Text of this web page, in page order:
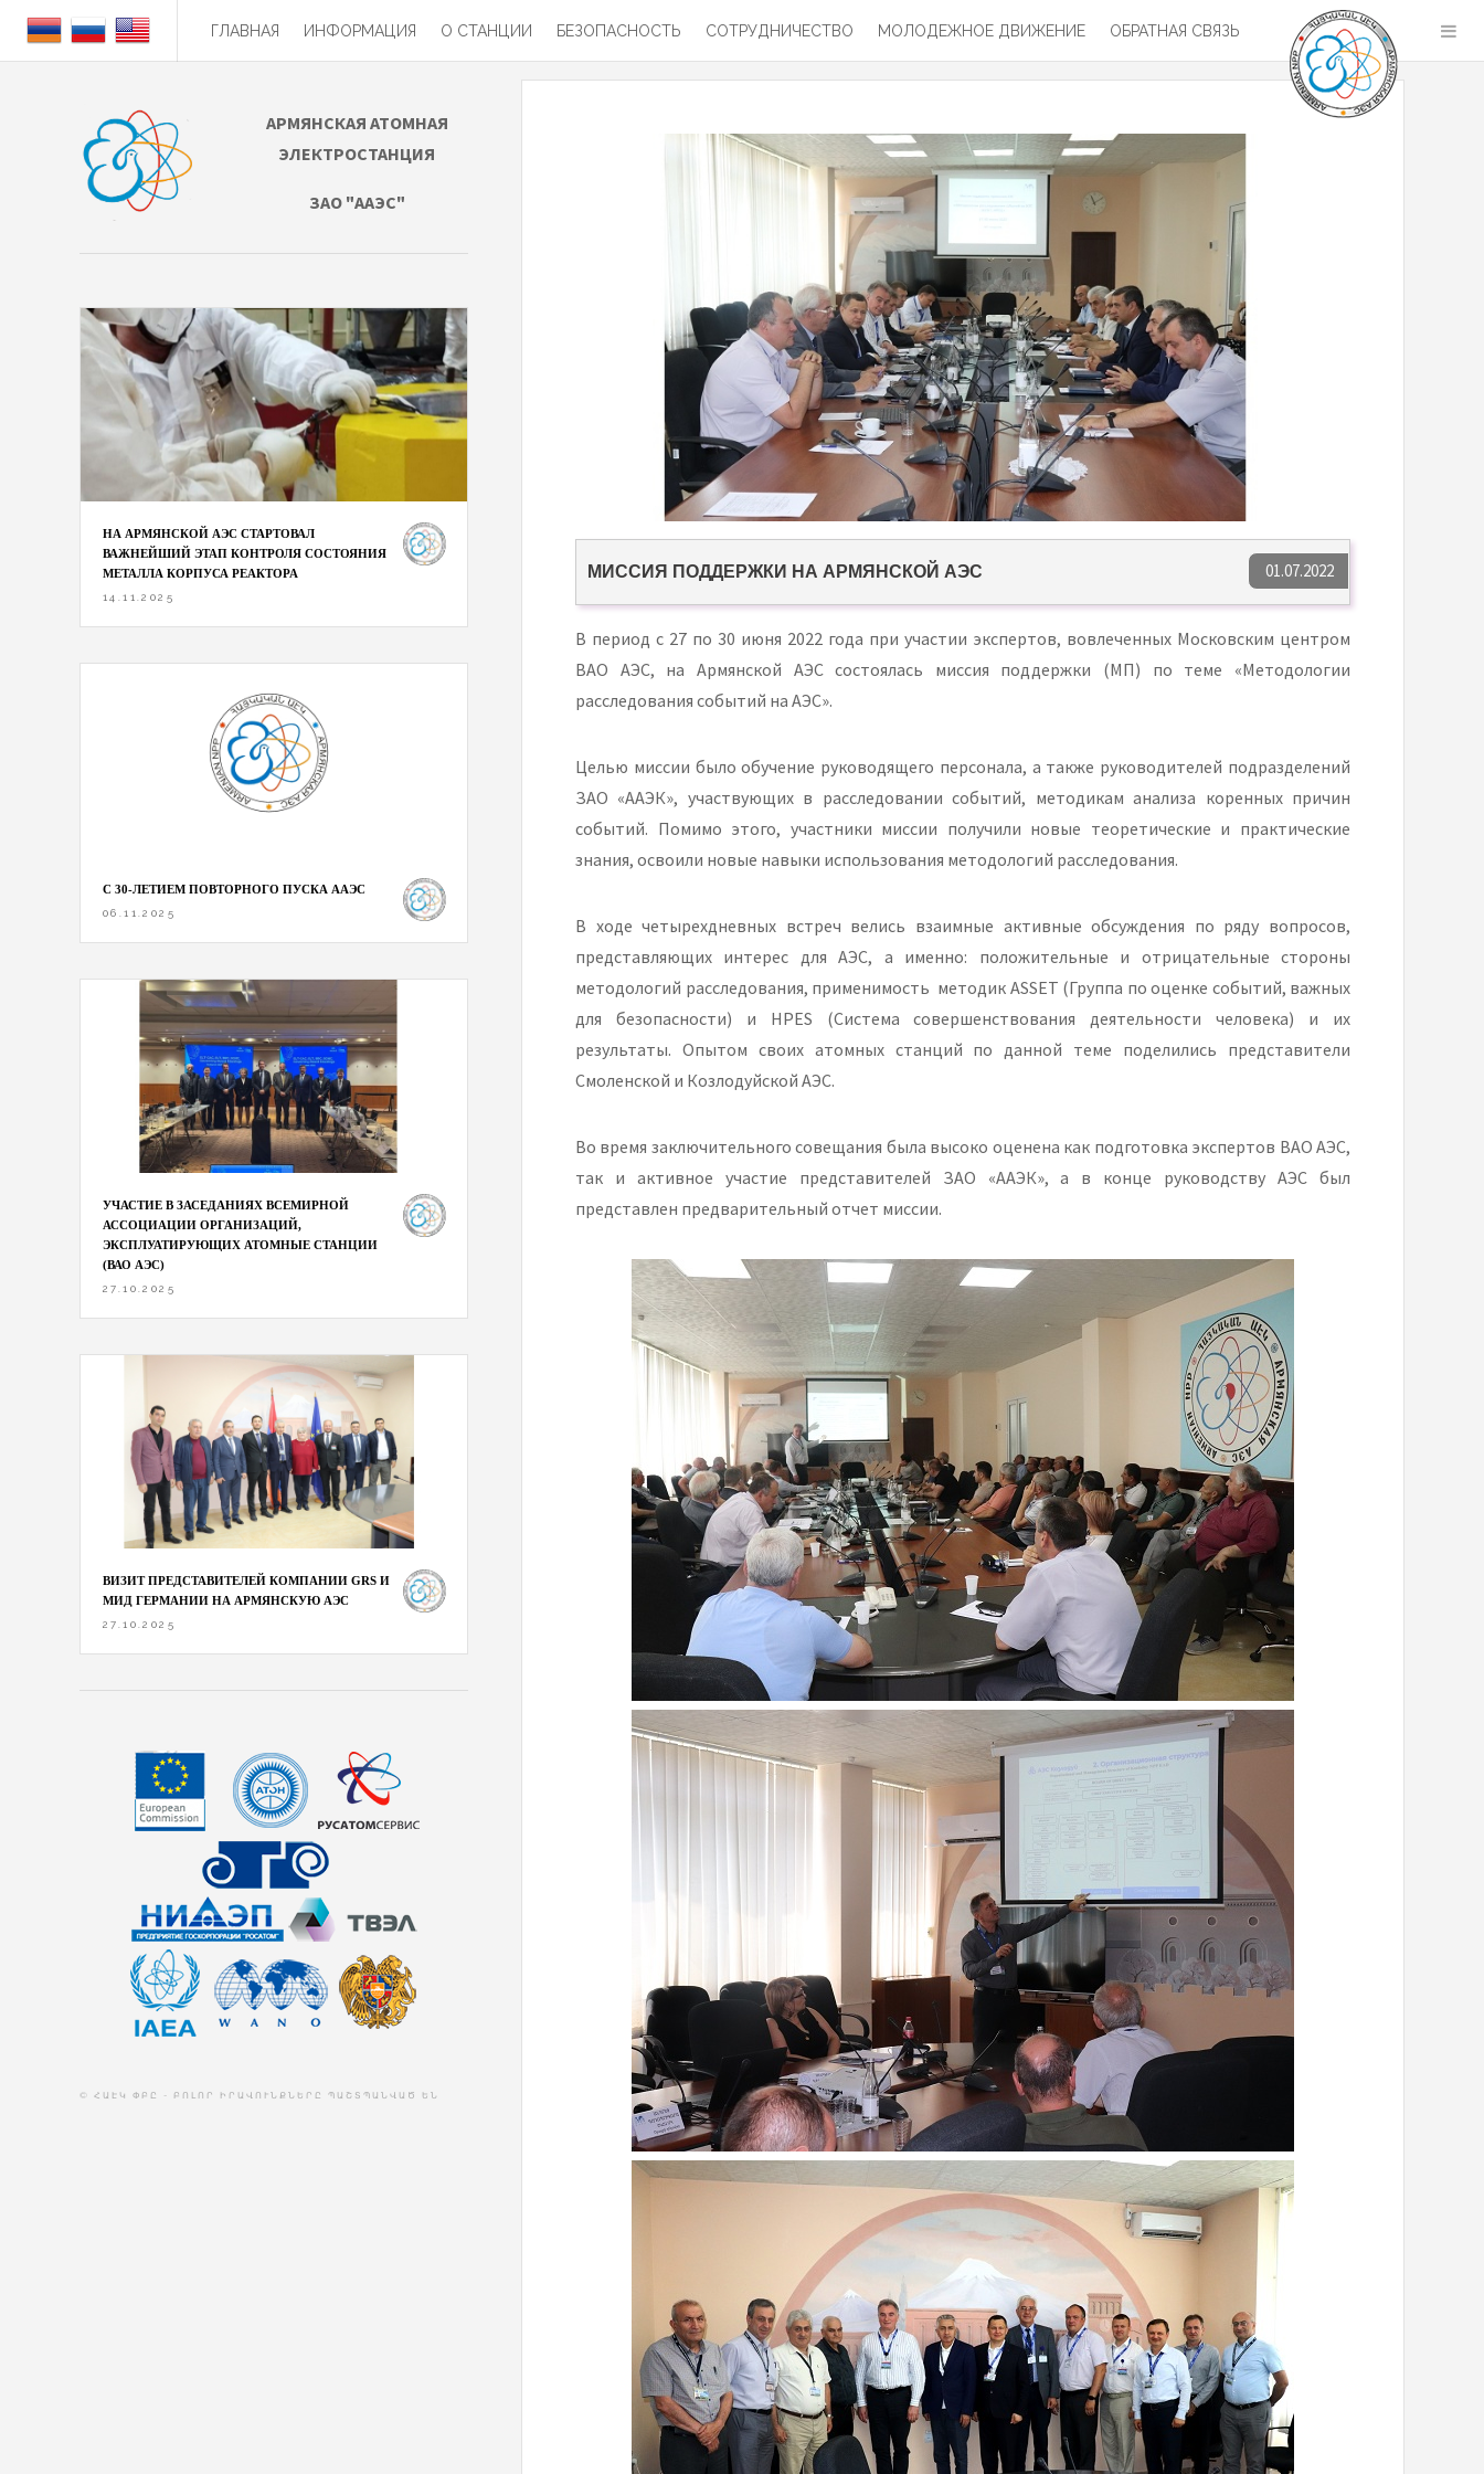
ГЛАВНАЯ ИНФОРМАЦИЯ О СТАНЦИИ БЕЗОПАСНОСТЬ СОТРУДНИЧЕСТВО МОЛОДЕЖНОЕ ДВИЖЕНИЕ ОБРАТНАЯ СВЯЗЬ
01.07.2022
МИССИЯ ПОДДЕРЖКИ НА АРМЯНСКОЙ АЭС
В период с 27 по 30 июня 2022 года при участии экспертов, вовлеченных Московским центром
ВАО АЭС, на Армянской АЭС состоялась миссия поддержки (МП) по теме «Методологии
расследования событий на АЭС».
Целью миссии было обучение руководящего персонала, а также руководителей подразделений
ЗАО «ААЭК», участвующих в расследовании событий, методикам анализа коренных причин
событий. Помимо этого, участники миссии получили новые теоретические и практические
знания, освоили новые навыки использования методологий расследования.
В ходе четырехдневных встреч велись взаимные активные обсуждения по ряду вопросов,
представляющих интерес для АЭС, а именно: положительные и отрицательные стороны
методологий расследования, применимость методик ASSET (Группа по оценке событий, важных
для безопасности) и HPES (Система совершенствования деятельности человека) и их
результаты. Опытом своих атомных станций по данной теме поделились представители
Смоленской и Козлодуйской АЭС.
Во время заключительного совещания была высоко оценена как подготовка экспертов ВАО АЭС,
так и активное участие представителей ЗАО «ААЭК», а в конце руководству АЭС был
представлен предварительный отчет миссии.
АРМЯНСКАЯ АТОМНАЯ
ЭЛЕКТРОСТАНЦИЯ
ЗАО "ААЭС"
НА АРМЯНСКОЙ АЭС СТАРТОВАЛ
ВАЖНЕЙШИЙ ЭТАП КОНТРОЛЯ СОСТОЯНИЯ
МЕТАЛЛА КОРПУСА РЕАКТОРА
14.11.2025
С 30-ЛЕТИЕМ ПОВТОРНОГО ПУСКА ААЭС
06.11.2025
УЧАСТИЕ В ЗАСЕДАНИЯХ ВСЕМИРНОЙ
АССОЦИАЦИИ ОРГАНИЗАЦИЙ,
ЭКСПЛУАТИРУЮЩИХ АТОМНЫЕ СТАНЦИИ
(ВАО АЭС)
27.10.2025
ВИЗИТ ПРЕДСТАВИТЕЛЕЙ КОМПАНИИ GRS И
МИД ГЕРМАНИИ НА АРМЯНСКУЮ АЭС
27.10.2025
© ՀԱԷԿ ՓԲԸ - ԲՈԼՈՐ ԻՐԱՎՈՒՆՔՆԵՐԸ ՊԱՇՏՊԱՆՎԱԾ ԵՆ